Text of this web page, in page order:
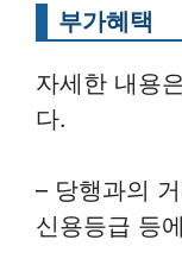
부가혜택
자세한 내용
다.
– 당행과의
신용등급 등